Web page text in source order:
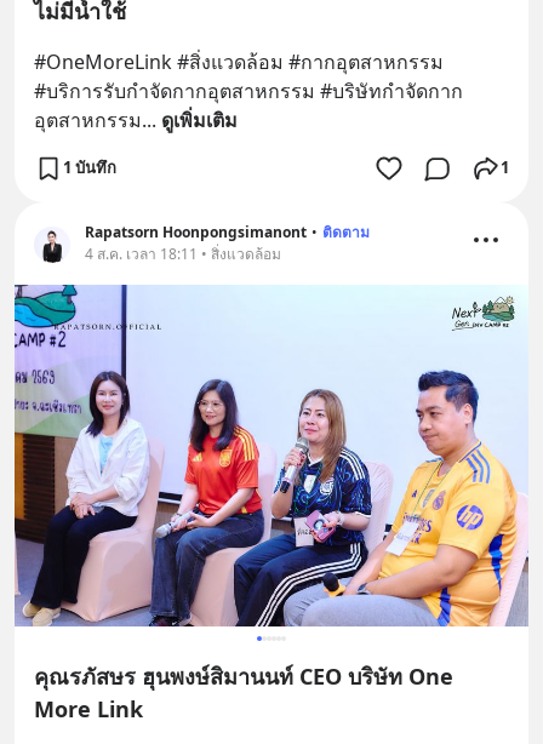
ไม่มีน้ำใช้
#OneMoreLink #สิ่งแวดล้อม #กากอุตสาหกรรม
#บริการรับกําจัดกากอุตสาหกรรม #บริษัทกำจัดกาก
อุตสาหกรรม... ดูเพิ่มเติม
1 บันทึก 1
Rapatsorn Hoonpongsimanont • ติดตาม
4 ส.ค. เวลา 18:11 • สิ่งแวดล้อม
คุณรภัสษร ฮุนพงษ์สิมานนท์ CEO บริษัท One
More Link